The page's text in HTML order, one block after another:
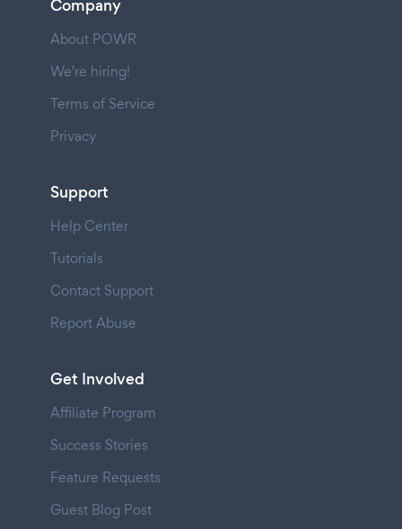
Company
About POWR
We're hiring!
Terms of Service
Privacy
Support
Help Center
Tutorials
Contact Support
Report Abuse
Get Involved
Affiliate Program
Success Stories
Feature Requests
Guest Blog Post